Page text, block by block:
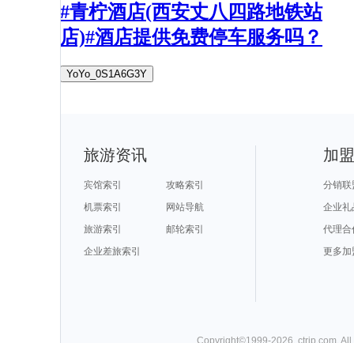
#青柠酒店(西安丈八四路地铁站
店)#酒店提供免费停车服务吗？
YoYo_0S1A6G3Y
旅游资讯
宾馆索引
攻略索引
机票索引
网站导航
旅游索引
邮轮索引
企业差旅索引
加
分销联
企业礼
代理合
更多加
Copyright©1999-2026 ctrip.com .